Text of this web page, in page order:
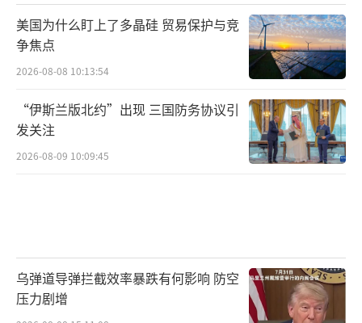
美国为什么盯上了多晶硅 贸易保护与竞
争焦点
2026-08-08 10:13:54
“伊斯兰版北约”出现 三国防务协议引
发关注
2026-08-09 10:09:45
乌弹道导弹拦截效率暴跌有何影响 防空
压力剧增